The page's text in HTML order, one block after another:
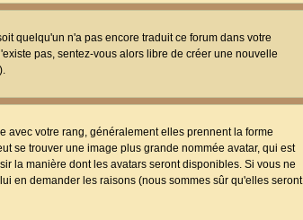
quelqu'un n'a pas encore traduit ce forum dans votre
pas, sentez-vous alors libre de créer une nouvelle
avec votre rang, généralement elles prennent la forme
se trouver une image plus grande nommée avatar, qui est
la manière dont les avatars seront disponibles. Si vous ne
en demander les raisons (nous sommes sûr qu'elles seront